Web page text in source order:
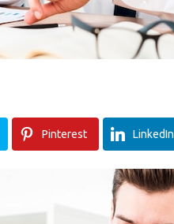
Pinterest LinkedIn